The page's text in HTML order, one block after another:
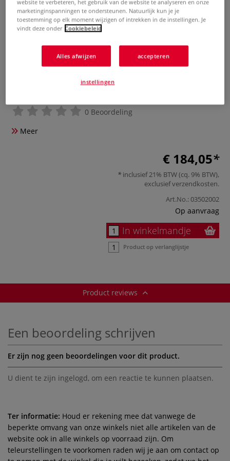
vrachtkosten voor 03502
0 Beoordeling
Meer
€ 184,05
inclusief 21% BTW (cq. 9% BTW),
exclusiefverzendkosten.
Art.No.:03502002
Op aanvraag
In winkelmandje
Product op verlanglijstje
Product reviews
Een beoordeling schrijven
Er zijn nog geen beoordelingen voor dit product.
U dient te zijn ingelogd, om een reactie te kunnen plaatsen.
Ter informatie: Houd er rekening mee dat vanwege de
beperkte omvang van onze winkels niet alle artikelen van de
website ook in alle winkels op voorraad zijn. Om
teleurstellingen te voorkomen raden wij je aan om contact op
website te verbeteren, het gebruik van de website te analyseren en onze
marketinginspanningen te ondersteunen. Natuurlijk kun je je
toestemming op elk moment wijzigen of intrekken in de instellingen. Je
vindt deze onder Cookiebeleid
Alles afwijzen accepteren
instellingen